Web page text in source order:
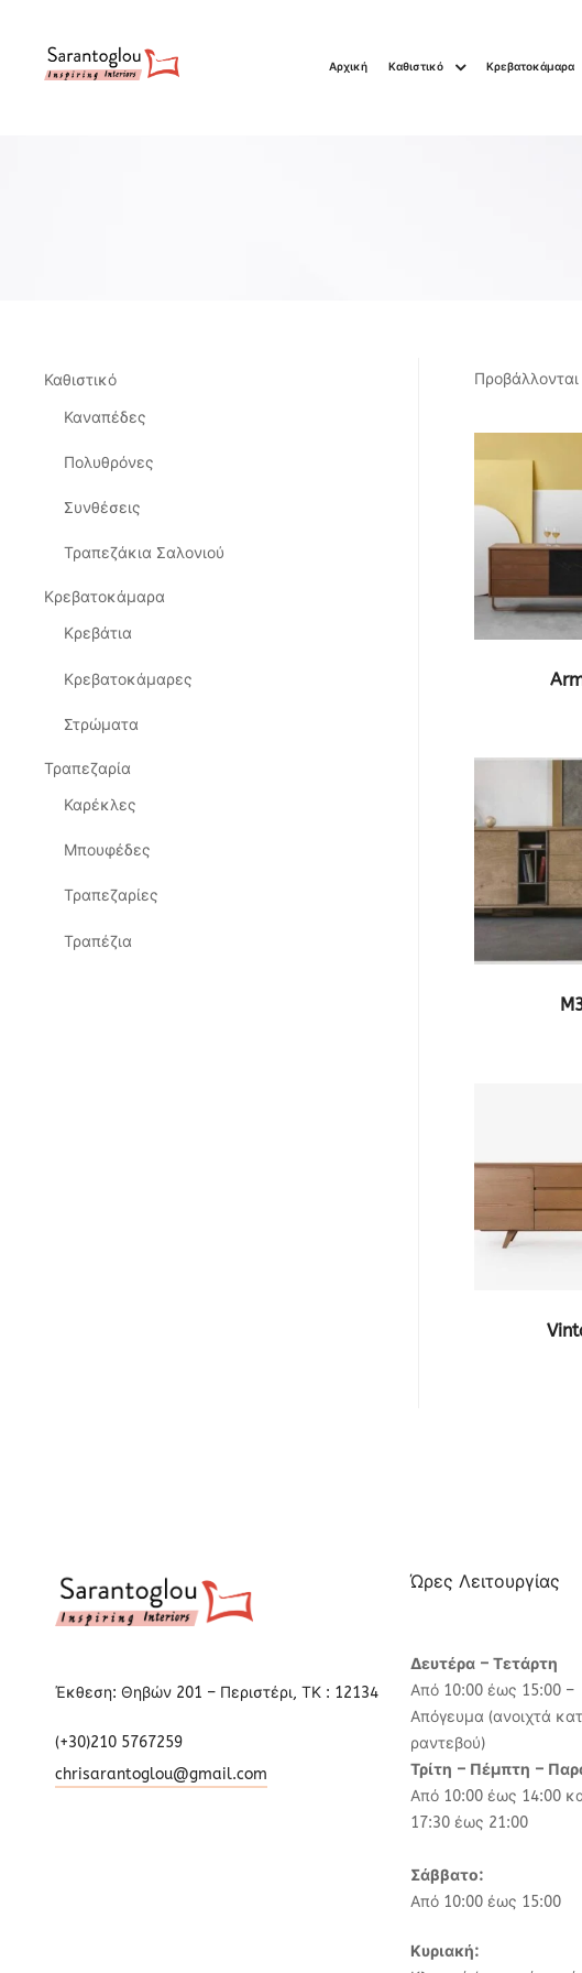
Αρχική Καθιστικό Κρεβατοκάμαρα
ΔΕΙΤΕ
ΔΕΙΤΕ
ΔΕΙΤΕ
Καθιστικό
Καναπέδες
Πολυθρόνες
Συνθέσεις
Τραπεζάκια Σαλονιού
Κρεβατοκάμαρα
Κρεβάτια
Κρεβατοκάμαρες
Στρώματα
Τραπεζαρία
Καρέκλες
Μπουφέδες
Τραπεζαρίες
Τραπέζια
Έκθεση: Θηβών 201 – Περιστέρι, ΤΚ : 12134
(+30)210 5767259
chrisarantoglou@gmail.com
Ώρες Λειτουργίας
Δευτέρα – Τετάρτη
Από 10:00 έως 15:00 –
Απόγευμα (ανοιχτά
ραντεβού)
Τρίτη – Πέμπτη –
Από 10:00 έως 14:00
17:30 έως 21:00
Σάββατο:
Από 10:00 έως 15:00
Κυριακή: